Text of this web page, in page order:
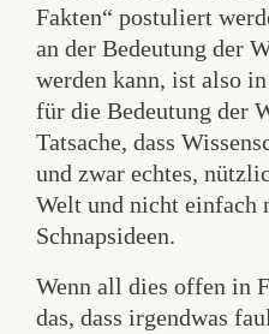
Fakten“ postuliert
an der Bedeutung der
werden kann, ist also
für die Bedeutung der
Tatsache, dass
und zwar echtes,
Welt und nicht einfach
Schnapsideen.
Wenn all dies offen in
das, dass irgendwas